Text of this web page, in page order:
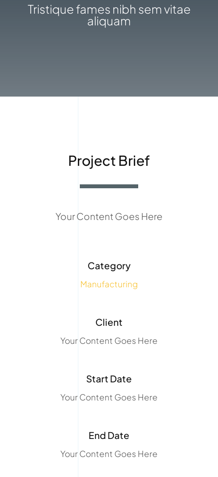
Tristique fames nibh sem vitae
aliquam
Project Brief
Your Content Goes Here
Category
Manufacturing
Client
Your Content Goes Here
Start Date
Your Content Goes Here
End Date
Your Content Goes Here